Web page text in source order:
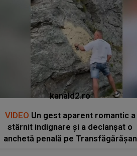
kanald2.ro
VIDEO Un gest aparent romantic a
stârnit indignare și a declanșat o
anchetă penală pe Transfăgărășan